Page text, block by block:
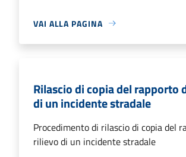
VAI ALLA PAGINA
Rilascio di copia del rapporto
di un incidente stradale
Procedimento di rilascio di copia del
rilievo di un incidente stradale